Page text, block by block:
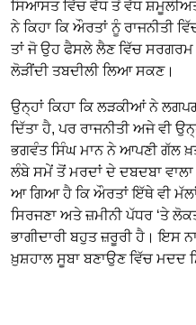
ਸਿਆਸਤ ਵਿੱਚ ਵੱਧ ਤੋਂ ਵੱਧ
ਨੇ ਕਿਹਾ ਕਿ ਔਰਤਾਂ ਨੂੰ ਰਾਜਨੀਤੀ
ਤਾਂ ਜੋ ਉਹ ਫੈਸਲੇ ਲੈਣ ਵਿੱਚ
ਲੋੜੀਂਦੀ ਤਬਦੀਲੀ ਲਿਆ ਸਕਣ।
ਉਨ੍ਹਾਂ ਕਿਹਾ ਕਿ ਲੜਕੀਆਂ ਨੇ
ਦਿੱਤਾ ਹੈ, ਪਰ ਰਾਜਨੀਤੀ ਅਜੇ ਵੀ
ਭਗਵੰਤ ਸਿੰਘ ਮਾਨ ਨੇ ਆਪਣੀ ਗੱਲ
ਲੰਬੇ ਸਮੇਂ ਤੋਂ ਮਰਦਾਂ ਦੇ ਦਬਦਬਾ
ਆ ਗਿਆ ਹੈ ਕਿ ਔਰਤਾਂ ਇੱਥੇ ਵੀ ਮੱਲਾਂ
ਸਿਰਜਣਾ ਅਤੇ ਜ਼ਮੀਨੀ ਪੱਧਰ ‘ਤੇ
ਭਾਗੀਦਾਰੀ ਬਹੁਤ ਜ਼ਰੂਰੀ ਹੈ। ਇਸ
ਖ਼ੁਸ਼ਹਾਲ ਸੂਬਾ ਬਣਾਉਣ ਵਿੱਚ ਮਦਦ